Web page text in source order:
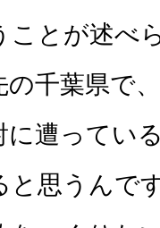
ことが述べ
の千葉県で
に遭ってい
と思うんで